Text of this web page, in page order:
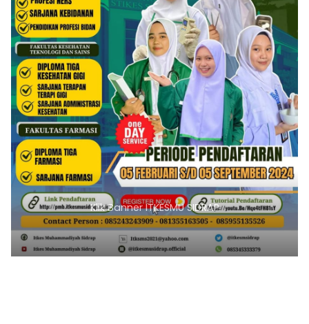
Klik Banner ITKESMU SIDRAP